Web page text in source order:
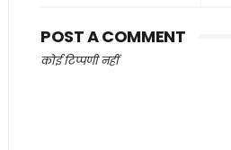
POST A COMMENT
कोई टिप्पणी नहीं